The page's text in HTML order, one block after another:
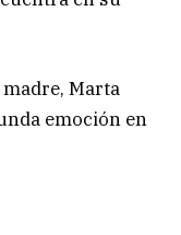
Marta
emoción en